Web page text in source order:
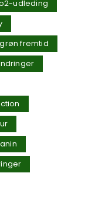
udleding
grøn fremtid